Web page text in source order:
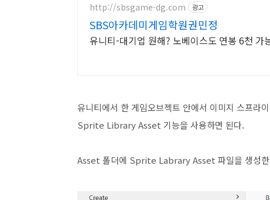
http://sbsgame-dg.com 광고
SBS아카데미게임학원권민정
유니티-대기업 원해? 노베이스도 연봉 6천 가
유니티에서 한 게임오브젝트 안에서 이미지 스프라
Sprite Library Asset 기능을 사용하면 된다.
Asset 폴더에 Sprite Labrary Asset 파일을 생성